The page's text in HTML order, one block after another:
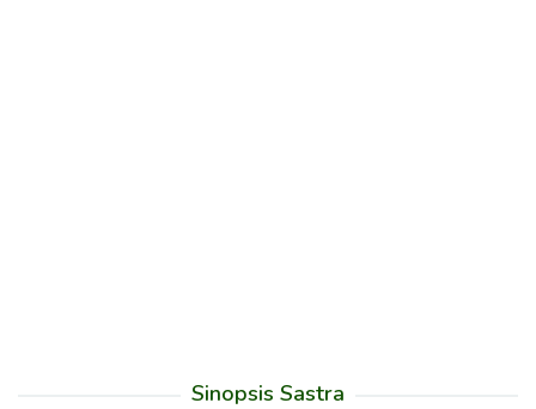
Sinopsis Sastra